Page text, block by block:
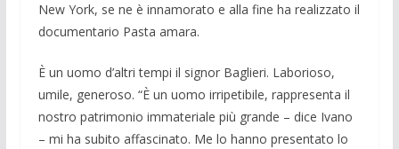
New York, se ne è innamorato e alla fine ha realizzato il
documentario Pasta amara.
È un uomo d’altri tempi il signor Ba­glieri. Laborioso,
umile, generoso. “È un uomo irripetibile, rappresenta il
nostro patrimonio immateriale più grande – dice Ivano
– mi ha subito affascinato. Me lo hanno presentato lo